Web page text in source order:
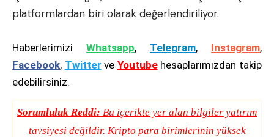
platformlardan biri olarak değerlendiriliyor.
Haberlerimizi Whatsapp, Telegram, Instagram,
Facebook, Twitter ve Youtubehesaplarımızdan takip
edebilirsiniz.
Sorumluluk Reddi: Bu içerikte yer alan bilgiler yatırım
tavsiyesi değildir. Kripto para birimlerinin yüksek